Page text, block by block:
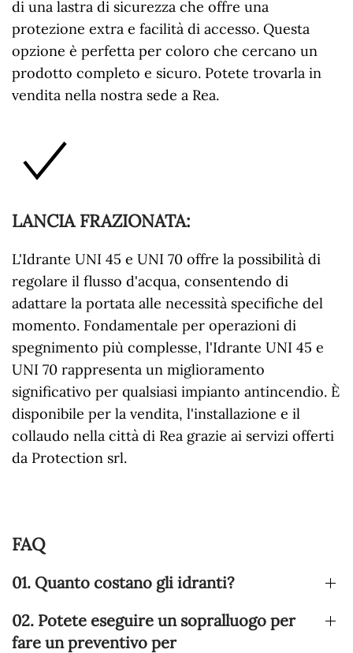
di una lastra di sicurezza che offre una
protezione extra e facilità di accesso. Questa
opzione è perfetta per coloro che cercano un
prodotto completo e sicuro. Potete trovarla in
vendita nella nostra sede a Rea.
LANCIA FRAZIONATA:
L'Idrante UNI 45 e UNI 70 offre la possibilità di
regolare il flusso d'acqua, consentendo di
adattare la portata alle necessità specifiche del
momento. Fondamentale per operazioni di
spegnimento più complesse, l'Idrante UNI 45 e
UNI 70 rappresenta un miglioramento
significativo per qualsiasi impianto antincendio. È
disponibile per la vendita, l'installazione e il
collaudo nella città di Rea grazie ai servizi offerti
da Protection srl.
FAQ
01. Quanto costano gli idranti?
02. Potete eseguire un sopralluogo per
fare un preventivo per